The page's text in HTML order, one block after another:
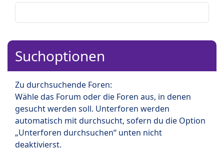
Suchoptionen
Zu durchsuchende Foren:
Wähle das Forum oder die Foren aus, in denen
gesucht werden soll. Unterforen werden
automatisch mit durchsucht, sofern du die Option
„Unterforen durchsuchen“ unten nicht
deaktivierst.